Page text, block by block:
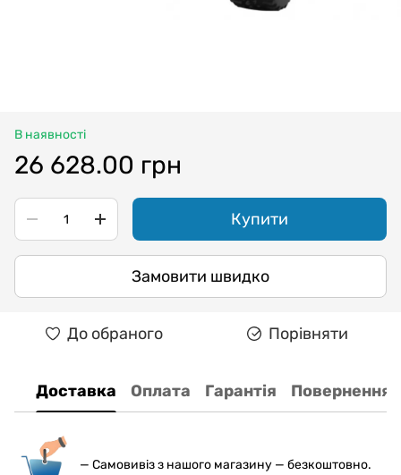
В наявності
26 628.00 грн
Купити
Замовити швидко
До обраного Порівняти
Доставка Оплата Гарантія Повернення
— Самовивіз з нашого магазину — безкоштовно.